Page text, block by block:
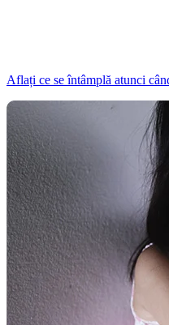
Aflați ce se întâmplă atunci